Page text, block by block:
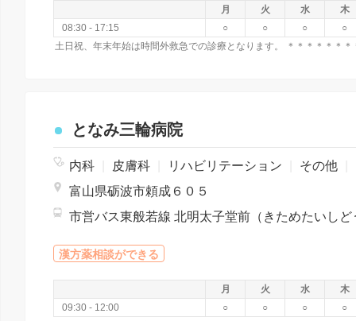
月 火 水
木
08:30 - 17:15
○ ○ ○ ○
となみ三輪病院
内科 皮膚科 リハビリテーション その他
富山県砺波市頼成６０５
漢方薬相談ができる
月 火 水
木
09:30 - 12:00
○ ○ ○ ○